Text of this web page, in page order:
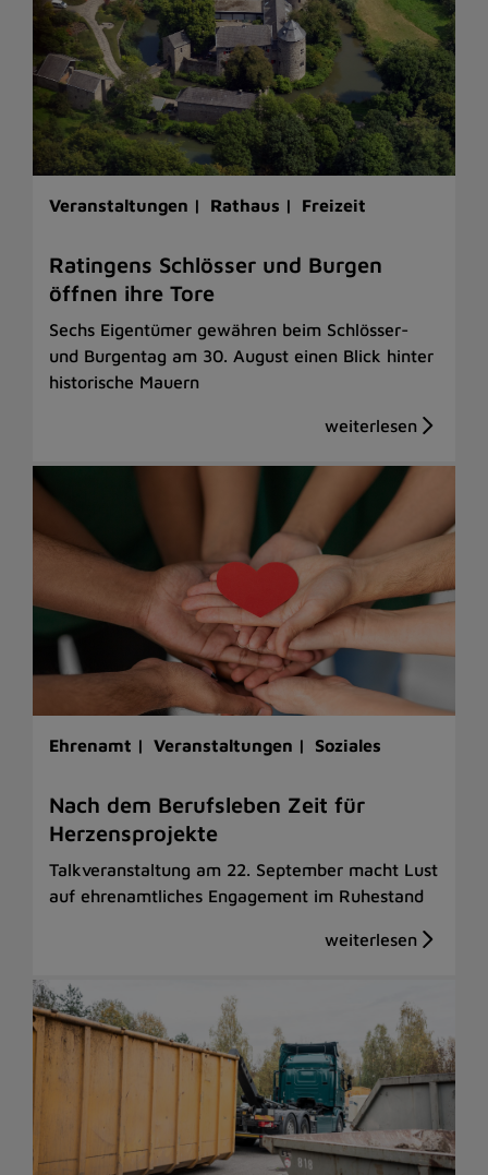
Veranstaltungen | Rathaus | Freizeit
Ratingens Schlösser und Burgen
öffnen ihre Tore
Sechs Eigentümer gewähren beim Schlösser-
und Burgentag am 30. August einen Blick hinter
historische Mauern
Ehrenamt | Veranstaltungen | Soziales
Nach dem Berufsleben Zeit für
Herzensprojekte
Talkveranstaltung am 22. September macht Lust
auf ehrenamtliches Engagement im Ruhestand